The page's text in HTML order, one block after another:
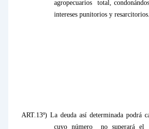
agropecuarios
total,
intereses punitorios y resarcitorios.
ART.13º) La deuda así determinada podrá
cuyo número
no superará el